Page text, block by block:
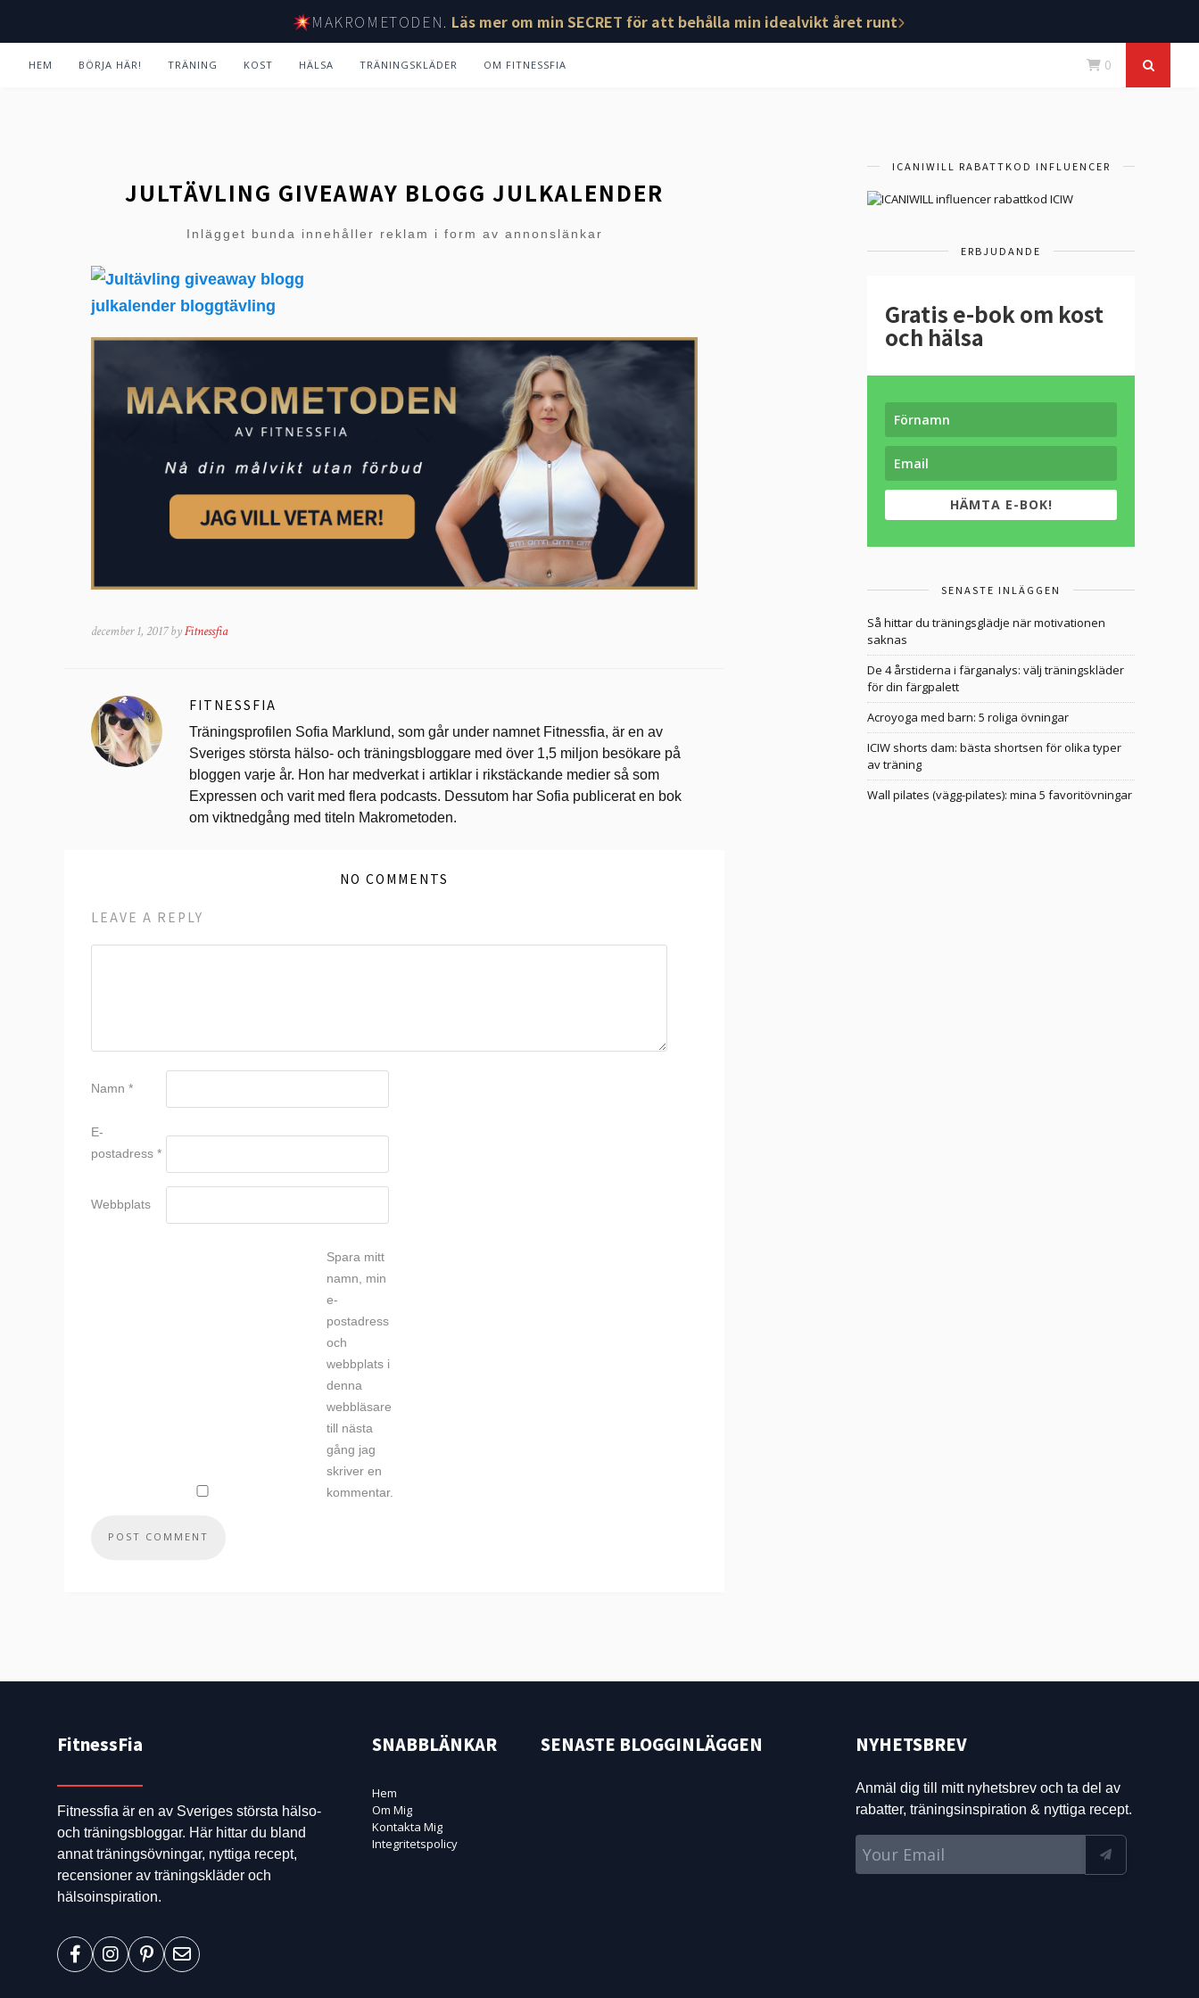
MAKROMETODEN. Läs mer om min SECRET för att behålla min idealvikt året runt
HEM BÖRJA HÄR! TRÄNING KOST HÄLSA TRÄNINGSKLÄDER OM FITNESSFIA 0
JULTÄVLING GIVEAWAY BLOGG JULKALENDER
Inlägget bunda innehåller reklam i form av annonslänkar
december 1, 2017 byFitnessfia
FITNESSFIA
Träningsprofilen Sofia Marklund, som går under namnet Fitnessfia, är en av
Sveriges största hälso- och träningsbloggare med över 1,5 miljon besökare på
bloggen varje år. Hon har medverkat i artiklar i rikstäckande medier så som
Expressen och varit med flera podcasts. Dessutom har Sofia publicerat en bok
om viktnedgång med titeln Makrometoden.
NO COMMENTS
LEAVE A REPLY
Namn *
E-
postadress *
Webbplats
Spara mitt
namn, min
e-
postadress
och
webbplats i
denna
webbläsare
till nästa
gång jag
skriver en
kommentar.
ICANIWILL RABATTKOD INFLUENCER
ERBJUDANDE
Gratis e-bok om kost
och hälsa
HÄMTA E-BOK!
SENASTE INLÄGGEN
Så hittar du träningsglädje när motivationen
saknas
De 4 årstiderna i färganalys: välj träningskläder
för din färgpalett
Acroyoga med barn: 5 roliga övningar
ICIW shorts dam: bästa shortsen för olika typer
av träning
Wall pilates (vägg-pilates): mina 5 favoritövningar
FitnessFia
Fitnessfia är en av Sveriges största hälso-
och träningsbloggar. Här hittar du bland
annat träningsövningar, nyttiga recept,
recensioner av träningskläder och
hälsoinspiration.
SNABBLÄNKAR
Hem
Om Mig
Kontakta Mig
Integritetspolicy
SENASTE BLOGGINLÄGGEN NYHETSBREV
Anmäl dig till mitt nyhetsbrev och ta del av
rabatter, träningsinspiration & nyttiga recept.